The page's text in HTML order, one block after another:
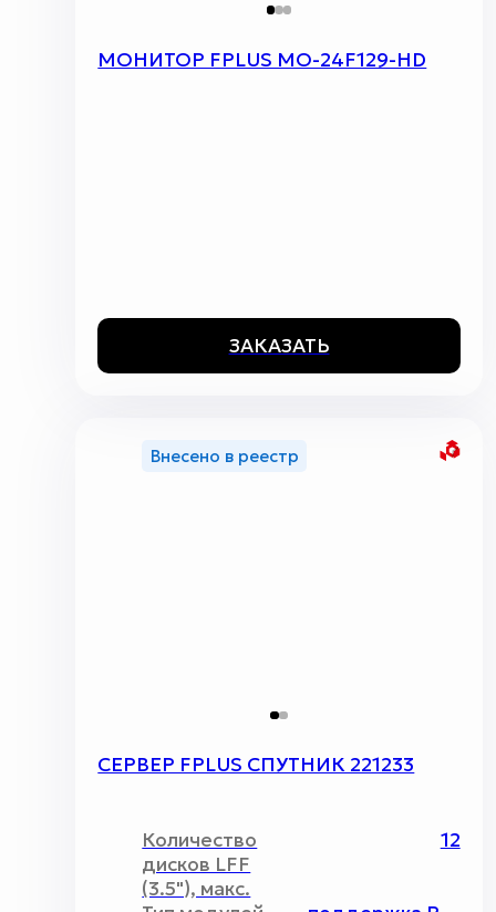
МОНИТОР FPLUS MO-24F129-HD
ЗАКАЗАТЬ
Внесено в реестр
СЕРВЕР FPLUS СПУТНИК 221233
Количество
дисков LFF
(3.5"), макс.
12